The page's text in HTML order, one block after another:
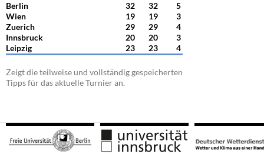
Berlin
32 32
5
Wien
19 19
3
Zuerich
29 29
4
Innsbruck
20 20
3
Leipzig
23 23 4
Zeigt die teilweise und vollständig gespeicherten
Tipps für das aktuelle Turnier an.